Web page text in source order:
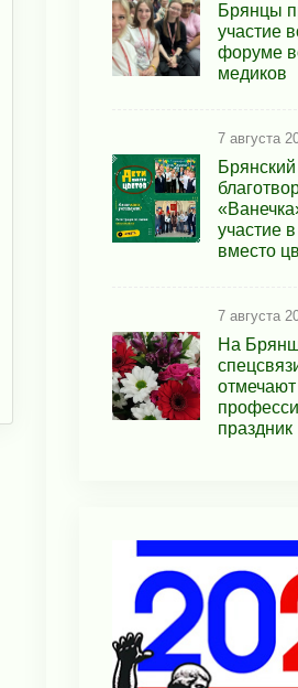
Брянцы
участие
форуме
медиков
7 августа
Брянский
участие
вместо
7 августа
На
отмечают
праздник